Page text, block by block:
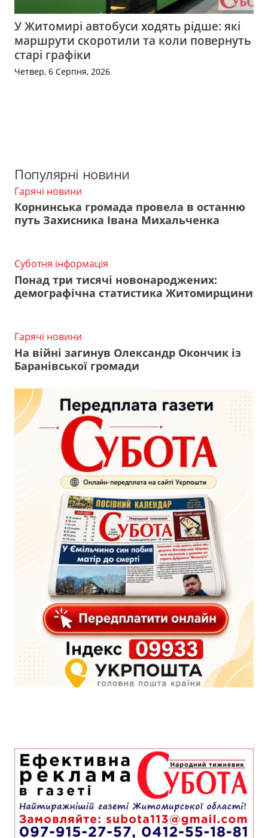
У Житомирі автобуси ходять рідше: які
маршрути скоротили та коли повернуть
старі графіки
Четвер, 6 Серпня, 2026
Популярні новини
Гарячі новини
Корнинська громада провела в останню
путь Захисника Івана Михальченка
Суботня інформація
Понад три тисячі новонароджених:
демографічна статистика Житомирщини
Гарячі новини
На війні загинув Олександр Окончик із
Баранівської громади